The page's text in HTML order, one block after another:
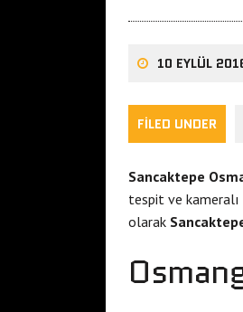
10 EYLÜL
FILED UNDER
Sancaktepe
tespit ve kameralı
olarak